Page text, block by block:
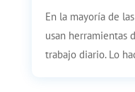
En la mayoría de
usan herramientas
trabajo diario. Lo